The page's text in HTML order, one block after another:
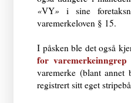
«VY» i sine
varemerkeloven § 15.
I påsken ble det også
for
varemerke (blant
registrert sitt eget